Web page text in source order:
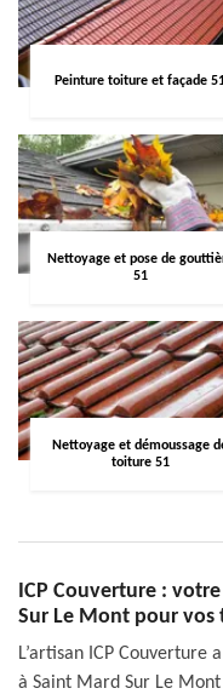
Peinture toiture et façade
Nettoyage et pose de
51
Nettoyage et démoussage
toiture 51
ICP Couverture :
Sur Le Mont pour
L’artisan ICP
à Saint Mard Sur Le